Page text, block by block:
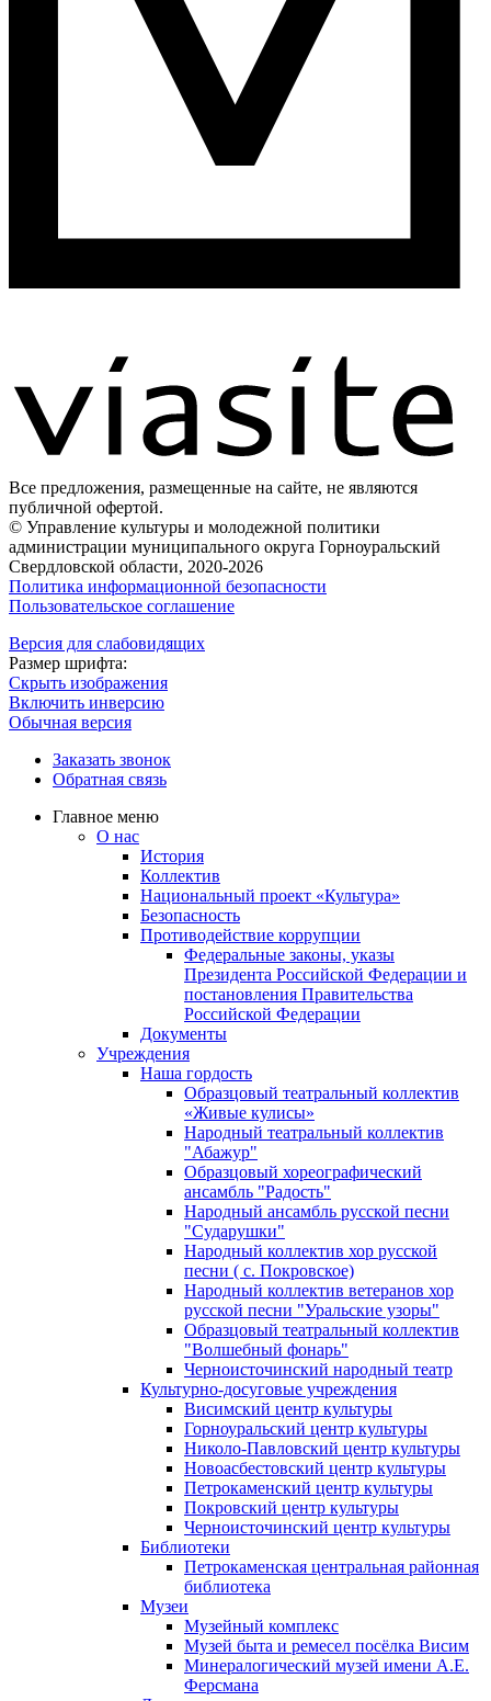
Все предложения, размещенные на сайте, не являются
публичной офертой.
© Управление культуры и молодежной политики
администрации муниципального округа Горноуральский
Свердловской области, 2020-2026
Политика информационной безопасности
Пользовательское соглашение
Версия для слабовидящих
Размер шрифта:
Скрыть изображения
Включить инверсию
Обычная версия
Заказать звонок
Обратная связь
Главное меню
О нас
История
Коллектив
Национальный проект «Культура»
Безопасность
Противодействие коррупции
Федеральные законы, указы
Президента Российской Федерации и
постановления Правительства
Российской Федерации
Документы
Учреждения
Наша гордость
Образцовый театральный коллектив
«Живые кулисы»
Народный театральный коллектив
"Абажур"
Образцовый хореографический
ансамбль "Радость"
Народный ансамбль русской песни
"Сударушки"
Народный коллектив хор русской
песни ( с. Покровское)
Народный коллектив ветеранов хор
русской песни "Уральские узоры"
Образцовый театральный коллектив
"Волшебный фонарь"
Черноисточинский народный театр
Культурно-досуговые учреждения
Висимский центр культуры
Горноуральский центр культуры
Николо-Павловский центр культуры
Новоасбестовский центр культуры
Петрокаменский центр культуры
Покровский центр культуры
Черноисточинский центр культуры
Библиотеки
Петрокаменская центральная районная
библиотека
Музеи
Музейный комплекс
Музей быта и ремесел посёлка Висим
Минералогический музей имени А.Е.
Ферсмана